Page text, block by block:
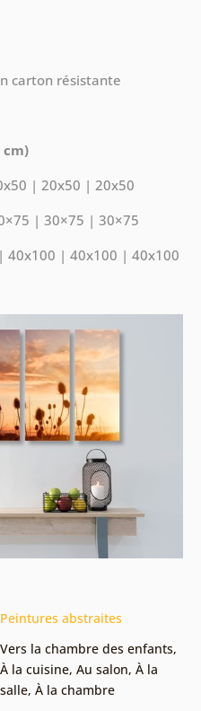
carton résistante
cm)
| 20x50 | 20x50
| 30×75 | 30×75
40x100 | 40x100 | 40x100
Peintures abstraites
Vers la chambre des enfants,
À la cuisine, Au salon, À la
salle, À la chambre